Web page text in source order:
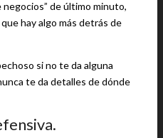
negocios” de último minuto,
hay algo más detrás de
si no te da alguna
te da detalles de dónde